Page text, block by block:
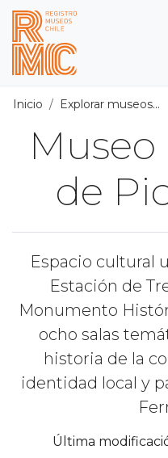
Contenido principal
Registro
Inicio Explorar museos
de
Espacio cultural
Estación de
Monumento
ocho salas
historia de la
identidad local y
Última